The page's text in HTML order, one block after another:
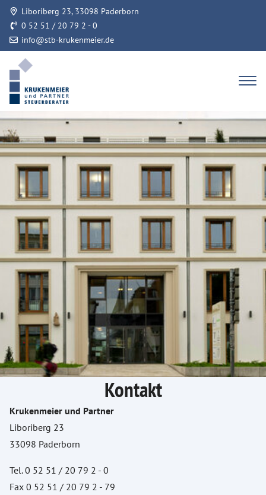
Liboriberg 23, 33098 Paderborn
0 52 51 / 20 79 2 - 0
info@stb-krukenmeier.de
Kontakt
Krukenmeier und Partner
Liboriberg 23
33098 Paderborn
Tel. 0 52 51 / 20 79 2 - 0
Fax 0 52 51 / 20 79 2 - 79